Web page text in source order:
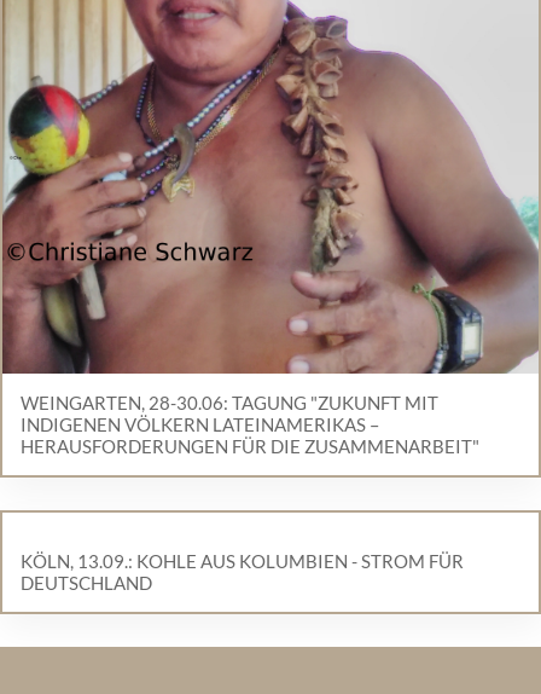
WEINGARTEN, 28-30.06: TAGUNG "ZUKUNFT MIT
INDIGENEN VÖLKERN LATEINAMERIKAS –
HERAUSFORDERUNGEN FÜR DIE ZUSAMMENARBEIT"
KÖLN, 13.09.: KOHLE AUS KOLUMBIEN - STROM FÜR
DEUTSCHLAND